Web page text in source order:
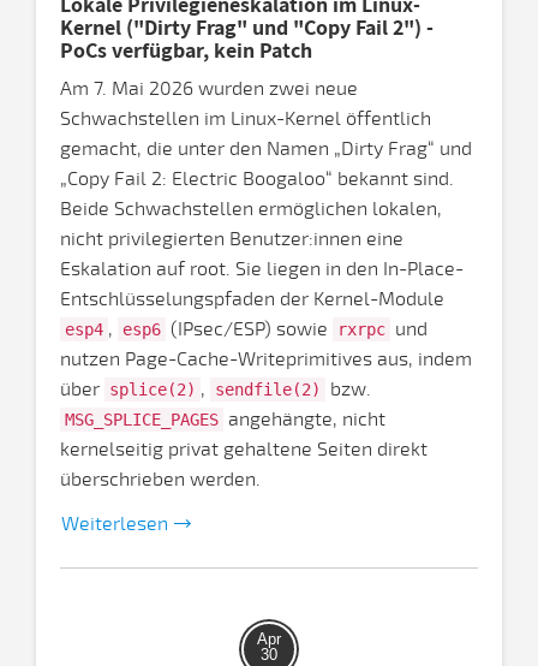
Kernel ("Dirty Frag" und "Copy Fail 2") -
PoCs verfügbar, kein Patch
Am 7. Mai 2026 wurden zwei neue
Schwachstellen im Linux-Kernel öffentlich
gemacht, die unter den Namen „Dirty Frag“ und
„Copy Fail 2: Electric Boogaloo“ bekannt sind.
Beide Schwachstellen ermöglichen lokalen,
nicht privilegierten Benutzer:innen eine
Eskalation auf root. Sie liegen in den In-Place-
Entschlüsselungspfaden der Kernel-Module
esp4 , esp6 (IPsec/ESP) sowie rxrpc und
nutzen Page-Cache-Writeprimitives aus, indem
über splice(2) , sendfile(2) bzw.
MSG_SPLICE_PAGES angehängte, nicht
kernelseitig privat gehaltene Seiten direkt
überschrieben werden.
Weiterlesen
Apr
30